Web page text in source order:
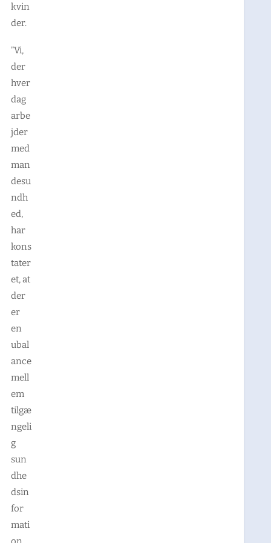
kvin
der.
”Vi,
der
hver
dag
arbe
jder
med
man
desu
ndh
ed,
har
kons
tater
et, at
der
er
en
ubal
ance
mell
em
tilgæ
ngeli
g
sun
dhe
dsin
for
mati